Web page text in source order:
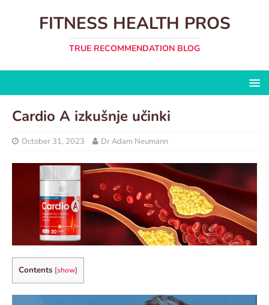
FITNESS HEALTH PROS
TRUE RECOMMENDATION BLOG
Cardio A izkušnje učinki
October 31, 2023 Dr Adam Neumann
Contents [show]